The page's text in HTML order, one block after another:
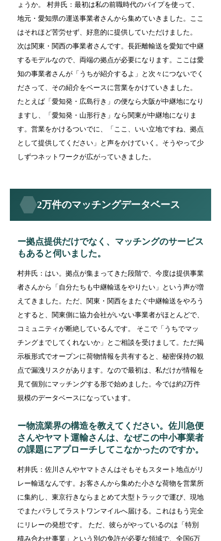
ょうか。 村井氏：最初は私の前職時代のパイプを使って、
地元・愛知県の運送事業者さんから集めていきました。ここ
はそれほど苦労せず、好意的に提供していただけました。
次は関東・関西の事業者さんです。長距離輸送を愛知で中継
するモデルなので、両端の拠点が必要になります。ここは愛
知の事業者さんが「うちが紹介するよ」と次々につないでく
ださって、その紹介をベースに営業をかけていきました。
たとえば「愛知発・広島行き」の便なら大阪が中継地になり
ますし、「愛知発・山形行き」なら関東が中継地になりま
す。営業をかけるついでに、「ここ、いい立地ですね、拠点
として提供してください」と声をかけていく。そうやって少
しずつネットワークが広がっていきました。
2万件のマッチングデータベース
ー拠点提供だけでなく、マッチングのサービス
もあると伺いました。
村井氏：はい。拠点が集まってきた段階で、今度は提供事業
者さんから「自分たちも中継輸送をやりたい」という声が増
えてきました。ただ、関東・関西をまたぐ中継輸送をやろう
とすると、関東側に協力会社がいない事業者がほとんどで、
コミュニティが断絶しているんです。 そこで「うちでマッ
チングまでしてくれないか」とご相談を受けまして。ただ掲
示板形式でオープンに荷物情報を共有すると、秘密保持の観
点で漏洩リスクがあります。なので最初は、私だけが情報を
見て個別にマッチングする形で始めました。今では約2万件
規模のデータベースになっています。
ー物流業界の構造を教えてください。佐川急便
さんやヤマト運輸さんは、なぜこの中小事業者
の課題にアプローチしてこなかったのですか。
村井氏：佐川さんやヤマトさんはそもそもスタート地点がリ
レー輸送なんです。お客さんから集めた小さな荷物を営業所
に集約し、東京行きならまとめて大型トラックで運び、現地
でまたバラしてラストワンマイルへ届ける。これはもう完全
にリレーの発想です。 ただ、彼らがやっているのは「特別
積み合わせ事業」という別の免許が必要な領域で、全国6万